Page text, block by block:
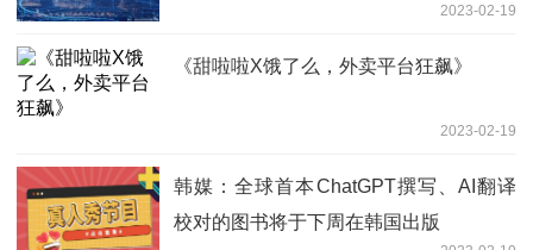
2023-02-19
《甜啦啦X饿了么，外卖平台狂飙》
2023-02-19
韩媒：全球首本ChatGPT撰写、AI翻译
校对的图书将于下周在韩国出版